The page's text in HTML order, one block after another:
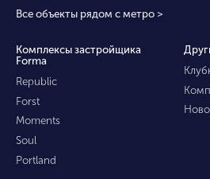
Все объекты рядом с метро >
Комплексы застройщика
Forma
Republic
Forst
Moments
Soul
Portland